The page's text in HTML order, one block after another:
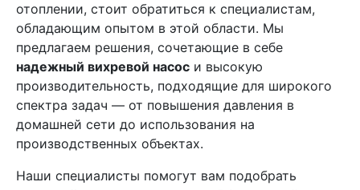
отоплении, стоит обратиться к специалистам,
обладающим опытом в этой области. Мы
предлагаем решения, сочетающие в себе
надежный вихревой насос и высокую
производительность, подходящие для широкого
спектра задач — от повышения давления в
домашней сети до использования на
производственных объектах.
Наши специалисты помогут вам подобрать